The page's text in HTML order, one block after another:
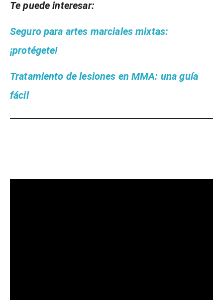
Te puede interesar:
Seguro para artes marciales mixtas:
¡protégete!
Tratamiento de lesiones en MMA: una guía
fácil